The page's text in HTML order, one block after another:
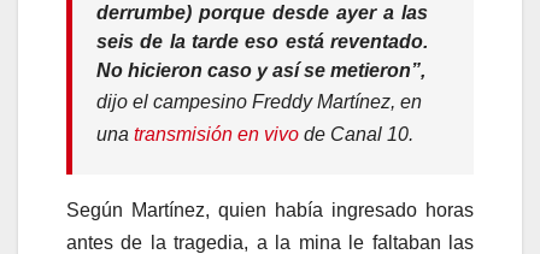
derrumbe) porque desde ayer a las
seis de la tarde eso está reventado.
No hicieron caso y así se metieron”,
dijo el campesino Freddy Martínez, en
una transmisión en vivo de Canal 10.
Según Martínez, quien había ingresado horas
antes de la tragedia, a la mina le faltaban las